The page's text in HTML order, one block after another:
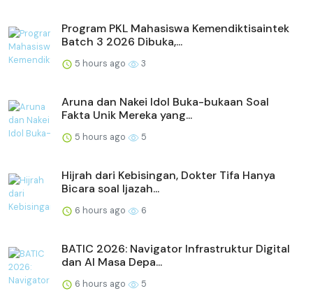
Program PKL Mahasiswa Kemendiktisaintek
Batch 3 2026 Dibuka,...
5 hours ago 3
Aruna dan Nakei Idol Buka-bukaan Soal
Fakta Unik Mereka yang...
5 hours ago 5
Hijrah dari Kebisingan, Dokter Tifa Hanya
Bicara soal Ijazah...
6 hours ago 6
BATIC 2026: Navigator Infrastruktur Digital
dan AI Masa Depa...
6 hours ago 5